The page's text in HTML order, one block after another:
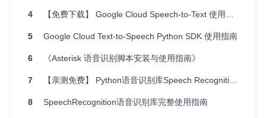
智能家居：将语音识别整合到家庭自动化系统中，通过声音
易设置：只需几步就能启动本地服务器或将其部署到远程
实时性：利用Google的流式API，实现语音到文本的即时
4 【免费下载】 Google Cloud Speech-to-Text 使用指南
5 Google Cloud Text-to-Speech Python SDK 使用指南
6 《Asterisk 语音识别脚本安装与使用指南》
7 【亲测免费】 Python语音识别库Speech Recognition完全安装配置手册
8 SpeechRecognition语音识别库完整使用指南